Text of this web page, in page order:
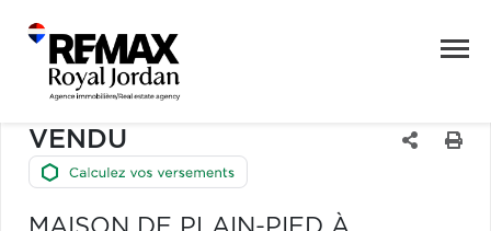
VENDU